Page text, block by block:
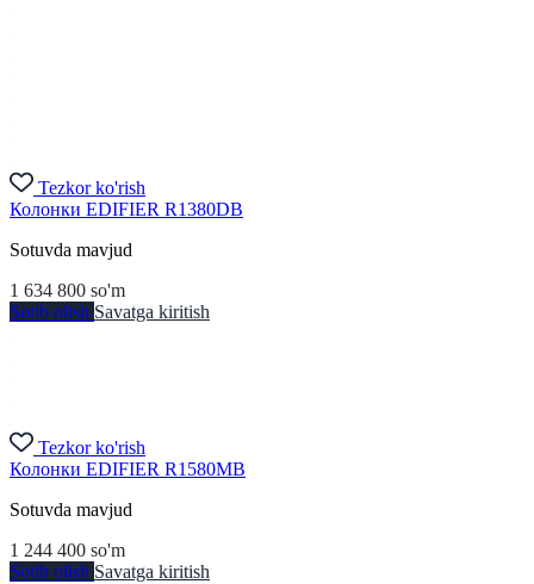
Tezkor ko'rish
Колонки EDIFIER R1380DB
Sotuvda mavjud
1 634 800 so'm
Sotib olish Savatga kiritish
Tezkor ko'rish
Колонки EDIFIER R1580MB
Sotuvda mavjud
1 244 400 so'm
Sotib olish Savatga kiritish